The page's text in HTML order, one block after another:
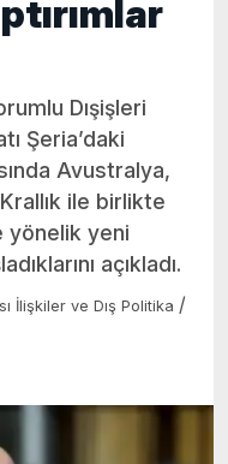
Dışişleri
Şeria’daki
Avustralya,
ile birlikte
yönelik yeni
açıkladı.
İlişkiler ve Dış Politika /